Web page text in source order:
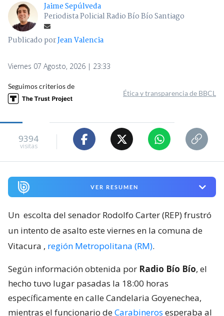
Jaime Sepúlveda
Periodista Policial Radio Bío Bío Santiago
Publicado porJean Valencia
Viernes 07 Agosto, 2026 | 23:33
Seguimos criterios de
Ética y transparencia de BBCL
9394
visitas
VER RESUMEN
Un escolta del senador Rodolfo Carter (REP) frustró
un intento de asalto este viernes en la comuna de
Vitacura , región Metropolitana (RM).
Según información obtenida por Radio Bío Bío, el
hecho tuvo lugar pasadas la 18:00 horas
específicamente en calle Candelaria Goyenechea,
mientras el funcionario deCarabineros esperaba al